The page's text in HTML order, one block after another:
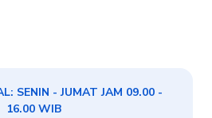
SENIN - JUMAT JAM 09.00 -
16.00 WIB